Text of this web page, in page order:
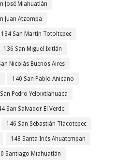
José Miahuatlán
Juan Atzompa
134 San Martín Totoltepec
136 San Miguel Ixitlán
Nicolás Buenos Aires
140 San Pablo Anicano
Pedro Yeloixtlahuaca
San Salvador El Verde
146 San Sebastián Tlacotepec
148 Santa Inés Ahuatempan
Santiago Miahuatlán